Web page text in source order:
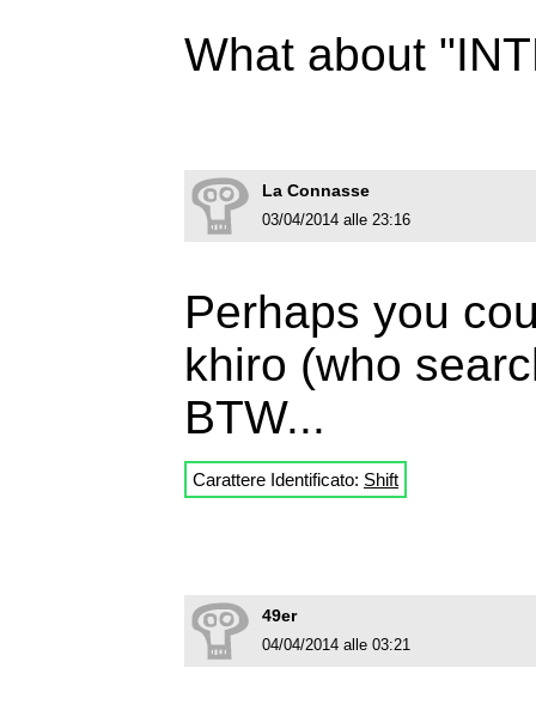
What about
La Connasse
03/04/2014 alle 23:16
Perhaps you
khiro (who
BTW...
Carattere Identificato: Shift
49er
04/04/2014 alle 03:21